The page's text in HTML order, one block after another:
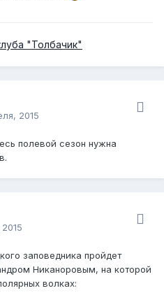
"Толбачик"
2015
полевой сезон нужна
заповедника пройдет
Никаноровым, на которой
волках: